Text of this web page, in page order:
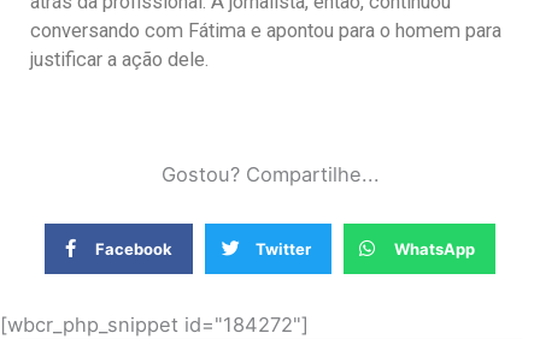
conversando com Fátima e apontou para o homem para
justificar a ação dele.
Gostou? Compartilhe...
Facebook Twitter WhatsApp
[wbcr_php_snippet id="184272"]